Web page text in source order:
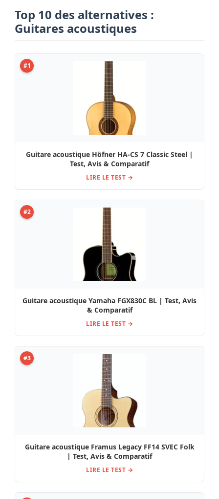
Top 10 des alternatives :
Guitares acoustiques
#1
Guitare acoustique Höfner HA-CS 7 Classic Steel |
Test, Avis & Comparatif
LIRE LE TEST →
#2
Guitare acoustique Yamaha FGX830C BL | Test, Avis
& Comparatif
LIRE LE TEST →
#3
Guitare acoustique Framus Legacy FF14 SVEC Folk
| Test, Avis & Comparatif
LIRE LE TEST →